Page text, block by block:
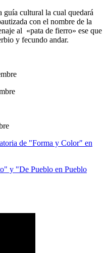
guía cultural la cual quedará
con el nombre de la
al «pata de fierro» ese que
y fecundo andar.
de "Forma y Color" en
y "De Pueblo en Pueblo